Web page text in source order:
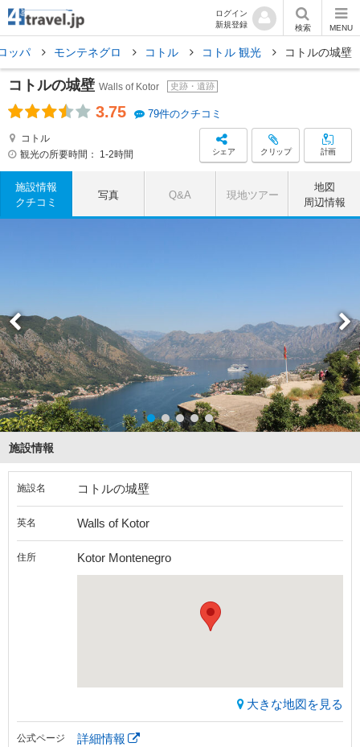
ログイン
新規登録
検索 MENU
ッパ モンテネグロ コトル コトル 観光 コトルの城壁
コトルの城壁 Walls of Kotor 史跡・遺跡
3.75 79件のクチコミ
コトル
観光の所要時間：
1-2時間 シェア クリップ 計画
施設情報
クチコミ
写真 Q&A 現地ツアー
地図
周辺情報
施設情報
施設名 コトルの城壁
英名 Walls of Kotor
住所 Kotor Montenegro
大きな地図を見る
公式ページ 詳細情報